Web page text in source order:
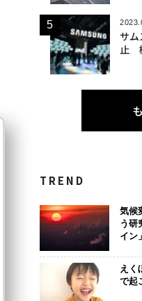
サ
止
TREND
気候
う研
イン
えく
で起